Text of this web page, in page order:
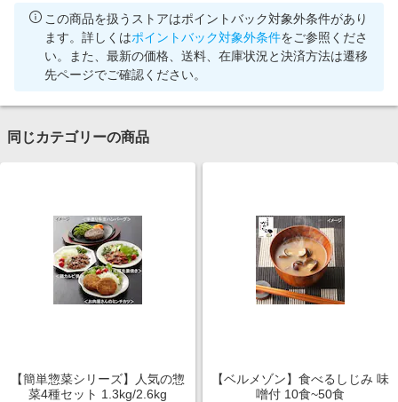
この商品を扱うストアはポイントバック対象外条件があり
ます。詳しくはポイントバック対象外条件をご参照くださ
い。また、最新の価格、送料、在庫状況と決済方法は遷移
先ページでご確認ください。
同じカテゴリーの商品
【簡単惣菜シリーズ】人気の惣
菜4種セット 1.3kg/2.6kg
【ベルメゾン】食べるしじみ 味
噌付 10食~50食